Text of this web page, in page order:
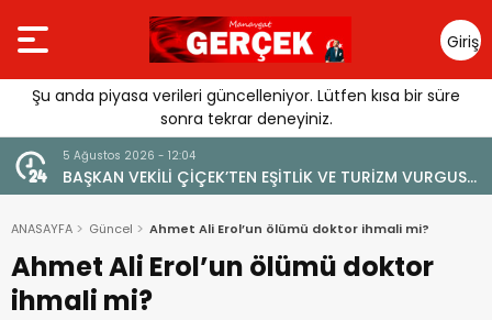
Giriş
Yap
Şu anda piyasa verileri güncelleniyor. Lütfen kısa bir süre
sonra tekrar deneyiniz.
TURİZM VURGUSU:
VERİLMEMELİ”
4 Ağustos 2026 - 19:47
YENİ BİR DİN: SOSYAL MEDYA
ANASAYFA Güncel Ahmet Ali Erol’un ölümü doktor ihmali mi?
Ahmet Ali Erol’un ölümü doktor
ihmali mi?